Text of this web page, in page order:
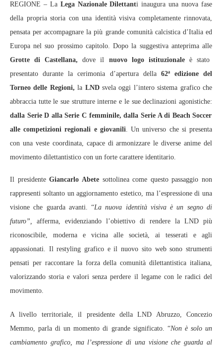
REGIONE – La Lega Nazionale Dilettanti inaugura una nuova fase
della propria storia con una identità visiva completamente rinnovata,
pensata per accompagnare la più grande comunità calcistica d’Italia ed
Europa nel suo prossimo capitolo. Dopo la suggestiva anteprima alle
Grotte di Castellana, dove il nuovo logo istituzionaleè stato
presentato durante la cerimonia d’apertura della62ª edizione del
Torneo delle Regioni, la LNDsvela oggi l’intero sistema grafico che
abbraccia tutte le sue strutture interne e le sue declinazioni agonistiche:
dalla Serie D alla Serie C femminile, dalla Serie A di Beach Soccer
alle competizioni regionali e giovanili. Un universo che si presenta
con una veste coordinata, capace di armonizzare le diverse anime del
movimento dilettantistico con un forte carattere identitario.
Il presidenteGiancarlo Abetesottolinea come questo passaggio non
rappresenti soltanto un aggiornamento estetico, ma l’espressione di una
visione che guarda avanti. “La nuova identità visiva è un segno di
futuro”, afferma, evidenziando l’obiettivo di rendere la LND più
riconoscibile, moderna e vicina alle società, ai tesserati e agli
appassionati. Il restyling grafico e il nuovo sito web sono strumenti
pensati per raccontare la forza della comunità dilettantistica italiana,
valorizzando storia e valori senza perdere il legame con le radici del
movimento.
A livello territoriale, il presidente della LND Abruzzo, Concezio
Memmo, parla di un momento di grande significato. “Non è solo un
cambiamento grafico, ma l’espressione di una visione che guarda al